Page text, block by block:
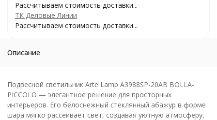
Рассчитываем стоимость доставки...
ТК Деловые Линии
Рассчитываем стоимость доставки...
Описание
Подвесной светильник Arte Lamp A3988SP-20AB BOLLA-
PICCOLO — элегантное решение для просторных
интерьеров. Его белоснежный стеклянный абажур в форме
шара мягко рассеивает свет, создавая уютную атмосферу,